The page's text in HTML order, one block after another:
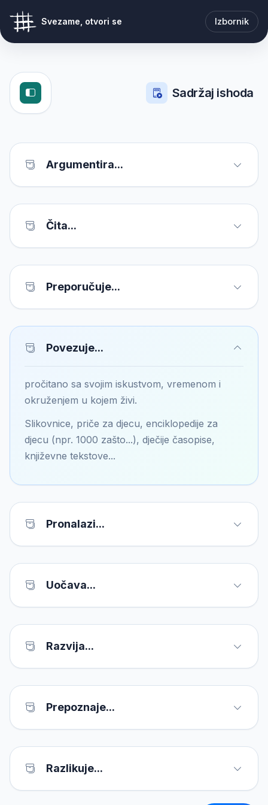
Svezame, otvori se Izbornik
Sadržaj ishoda
Argumentira...
Čita...
Preporučuje...
Povezuje...
pročitano sa svojim iskustvom, vremenom i
okruženjem u kojem živi.
Slikovnice, priče za djecu, enciklopedije za
djecu (npr. 1000 zašto...), dječije časopise,
književne tekstove...
Pronalazi...
Uočava...
Razvija...
Prepoznaje...
Razlikuje...